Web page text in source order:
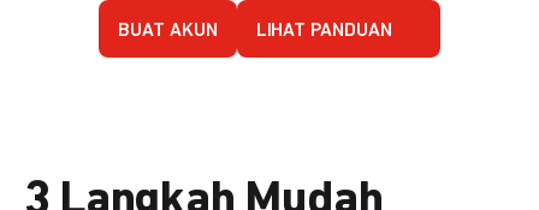
BUAT AKUN LIHAT PANDUAN